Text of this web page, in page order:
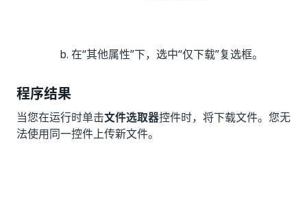
在“其他属性”下，选中“仅下载”复选框。
程序结果
当您在运行时单击文件选取器控件时，将下载文件。您无
法使用同一控件上传新文件。